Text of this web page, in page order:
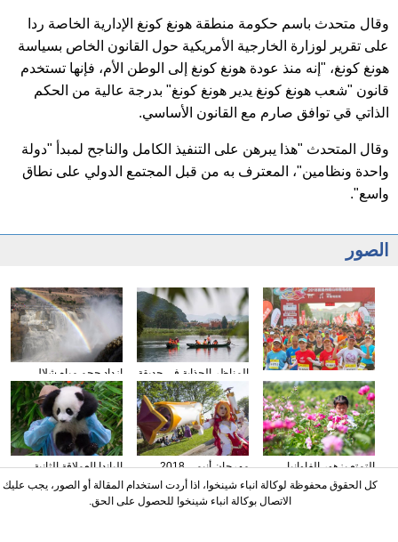
مؤتمر صحفى للخارجية الصور
وقال متحدث باسم حكومة منطقة هونغ كونغ الإدارية الخاصة ردا
على تقرير لوزارة الخارجية الأمريكية حول القانون الخاص بسياسة
هونغ كونغ، "إنه منذ عودة هونغ كونغ إلى الوطن الأم، فإنها تستخدم
قانون "شعب هونغ كونغ يدير هونغ كونغ" بدرجة عالية من الحكم
الذاتي قي توافق صارم مع القانون الأساسي.
وقال المتحدث "هذا يبرهن على التنفيذ الكامل والناجح لمبدأ "دولة
واحدة ونظامين"، المعترف به من قبل المجتمع الدولي على نطاق
واسع".
الصور
ازداد حجم مياه شلال
هوكو في النهر الأصفر
المناظر الجذابة في حديقة
بوتشخي الوطنية للأراضي
الرطبة تشبه رسوما رائعة
انطلاق الدورة الأولى
لنصف ماراثون في جبل
دانشيا في مقاطعة
قوانغدونغ
الباندا العملاقة الثانية
المولودة في ماليزيا تظهر
أمام الجماهير لأول مرة
مهرجان أنيمي 2018
لأمريكا الشمالية يقام في
تورونتو
التمتع بزهور الفاوانيا
العشبية الصينية فى
مقاطعة شاندونغ
كل الحقوق محفوظة لوكالة انباء شينخوا، اذا أردت استخدام المقالة أو الصور، يجب عليك
الاتصال بوكالة انباء شينخوا للحصول على الحق.